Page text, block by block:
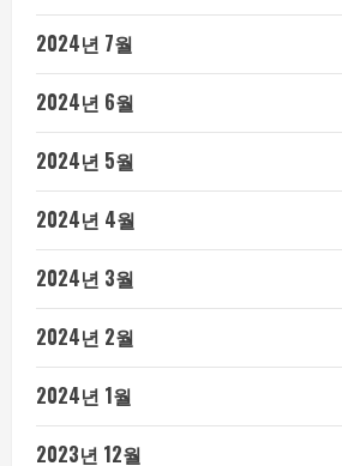
2024년 7월
2024년 6월
2024년 5월
2024년 4월
2024년 3월
2024년 2월
2024년 1월
2023년 12월